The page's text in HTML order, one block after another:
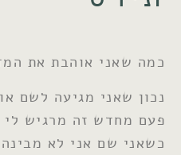
כמה שאני אוהבת את
נכון שאני מגיעה לשם
פעם מחדש זה מרגיש לי
כשאני שם אני לא